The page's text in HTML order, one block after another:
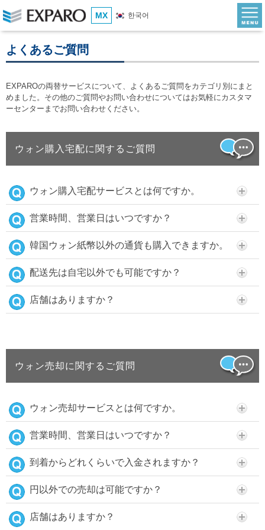
MX 한국어
よくあるご質問
EXPAROの両替サービスについて、よくあるご質問をカテゴリ別にまと
めました。その他のご質問やお問い合わせについてはお気軽にカスタマ
ーセンターまでお問い合わせください。
ウォン購入宅配に関するご質問
ウォン購入宅配サービスとは何ですか。
営業時間、営業日はいつですか？
韓国ウォン紙幣以外の通貨も購入できますか。
配送先は自宅以外でも可能ですか？
店舗はありますか？
ウォン売却に関するご質問
ウォン売却サービスとは何ですか。
営業時間、営業日はいつですか？
到着からどれくらいで入金されますか？
円以外での売却は可能ですか？
店舗はありますか？